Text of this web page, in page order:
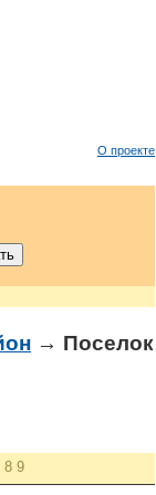
О проекте
→ Поселок
8 9